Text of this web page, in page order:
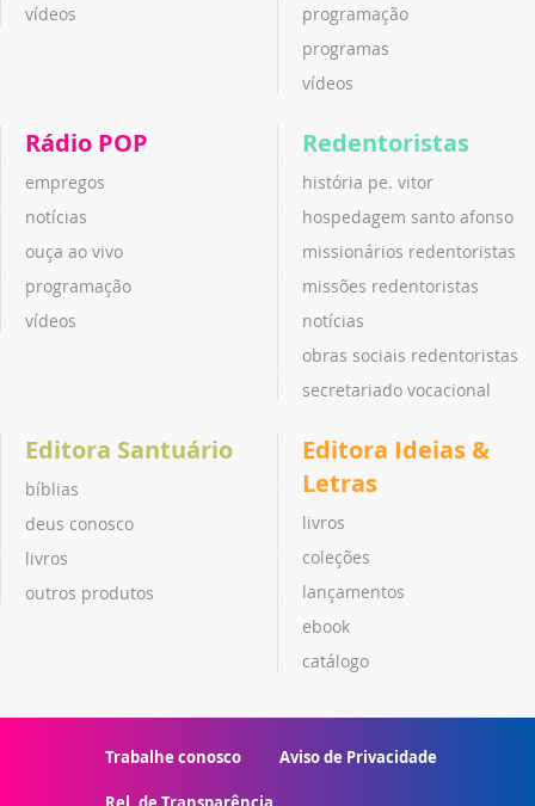
vídeos
programação
programas
vídeos
Rádio POP
empregos
notícias
ouça ao vivo
programação
vídeos
Redentoristas
história pe. vitor
hospedagem santo afonso
missionários redentoristas
missões redentoristas
notícias
obras sociais redentoristas
secretariado vocacional
Editora Santuário
bíblias
deus conosco
livros
outros produtos
Editora Ideias &
Letras
livros
coleções
lançamentos
ebook
catálogo
Trabalhe conosco Aviso de Privacidade